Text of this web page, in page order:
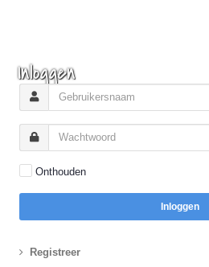
Inloggen
Onthouden
Inloggen
Registreer